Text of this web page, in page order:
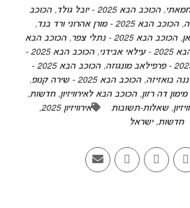
,הכוכב הבא 2025 - יובל גולד ,הכוכב
,הכוכב הבא 2025 - מורן אהרוני ורד בנד
,
,הכוכב הבא 2025 - נתלי צפר ,הכוכב הבא
אבידני ,
הכוכב הבא 2025 -
,
הכוכב הבא 2025 -
,הכוכב הבא 2025 - שירה קנופ
,
,הכוכב הבא לאירוויזיון,חדשות,
,שאלות-תשובות אירוויזיון 2025
,
חדשות,ישראל